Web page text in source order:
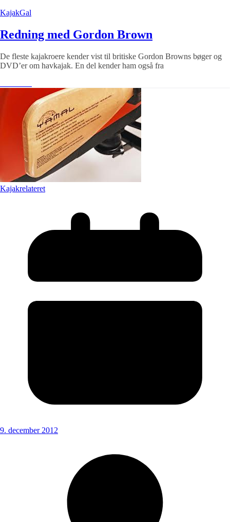
KajakGal
Redning med Gordon Brown
De fleste kajakroere kender vist til britiske Gordon Browns bøger og
DVD’er om havkajak. En del kender ham også fra
Kajakrelateret
9. december 2012